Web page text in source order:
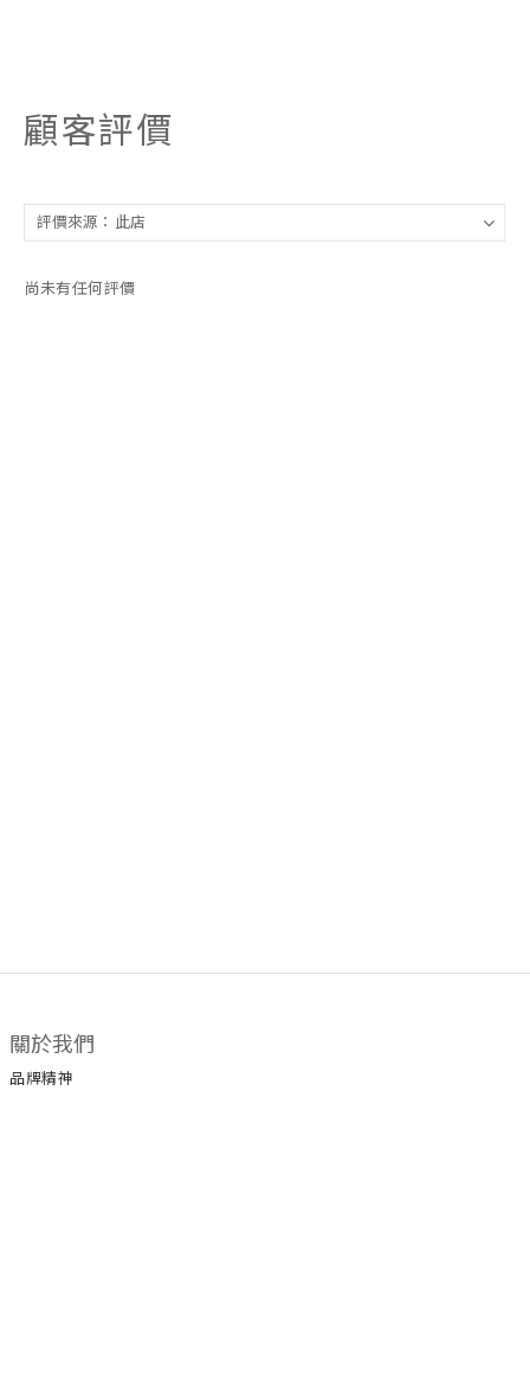
顧客評價
尚未有任何評價
關於我們
品牌精神